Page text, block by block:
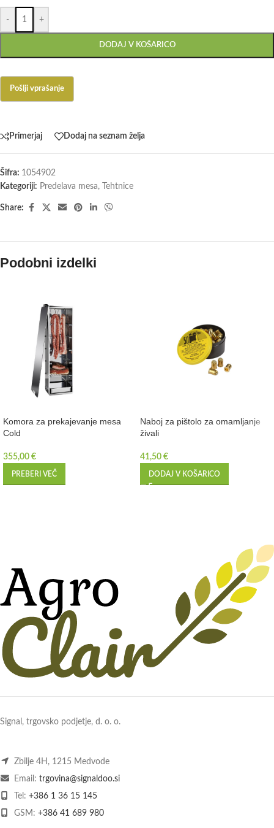
- +
DODAJ V KOŠARICO
Primerjaj Dodaj na seznam želja
Šifra: 1054902
Kategoriji: Predelava mesa, Tehtnice
Share:
Podobni izdelki
Komora za prekajevanje mesa
Cold
355,00 €
PREBERI VEČ
Naboj za pištolo za omamljanje
živali
41,50 €
DODAJ V KOŠARICO
Signal, trgovsko podjetje, d. o. o.
Zbilje 4H, 1215 Medvode
Email: trgovina@signaldoo.si
Tel: +386 1 36 15 145
GSM: +386 41 689 980